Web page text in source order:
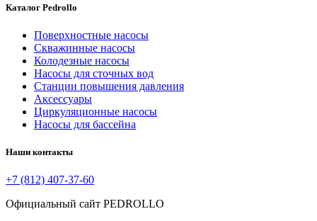
Каталог Pedrollo
Поверхностные насосы
Скважинные насосы
Колодезные насосы
Насосы для сточных вод
Станции повышения давления
Аксессуары
Циркуляционные насосы
Насосы для бассейна
Наши контакты
+7 (812) 407-37-60
Официальный сайт PEDROLLO